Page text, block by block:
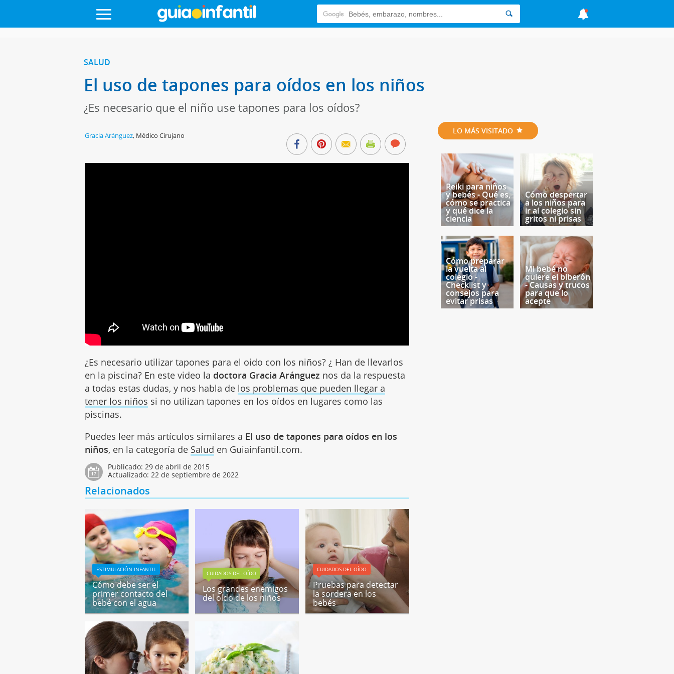
SALUD
El uso de tapones para oídos en los niños
¿Es necesario que el niño use tapones para los oídos?
Gracia Aránguez, Médico Cirujano
¿Es necesario utilizar tapones para el oido con los niños? ¿ Han de llevarlos
en la piscina? En este video la doctora Gracia Aránguez nos da la respuesta
a todas estas dudas, y nos habla de los problemas que pueden llegar a
tener los niños si no utilizan tapones en los oídos en lugares como las
piscinas.
Puedes leer más artículos similares a El uso de tapones para oídos en los
niños, en la categoría de Salud en Guiainfantil.com.
Publicado: 29 de abril de 2015
Actualizado: 22 de septiembre de 2022
Relacionados
ESTIMULACIÓN INFANTIL
Cómo debe ser el
primer contacto del
bebé con el agua
CUIDADOS DEL OÍDO
Los grandes enemigos
del oído de los niños
CUIDADOS DEL OÍDO
Pruebas para detectar
la sordera en los
bebés
LO MÁS VISITADO
Reiki para niños
y bebés - Qué es,
cómo se practica
y qué dice la
ciencia
Cómo despertar
a los niños para
ir al colegio sin
gritos ni prisas
Cómo preparar
la vuelta al
colegio -
Checklist y
consejos para
evitar prisas
Mi bebé no
quiere el biberón
- Causas y trucos
para que lo
acepte